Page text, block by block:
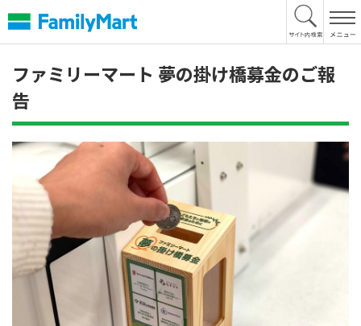
文
へ
ファミリーマート 夢の掛け橋募金のご報
告